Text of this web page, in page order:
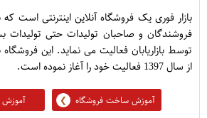
بازار فوری یک فروشگاه آنلاین اینترنتی است
فروشندگان و صاحبان تولیدات حتی تولیدات
توسط بازاریابان فعالیت می نماید. این
از سال 1397 فعالیت خود را آغاز نموده است.
آموزش ساخت فروشگاه آموزش